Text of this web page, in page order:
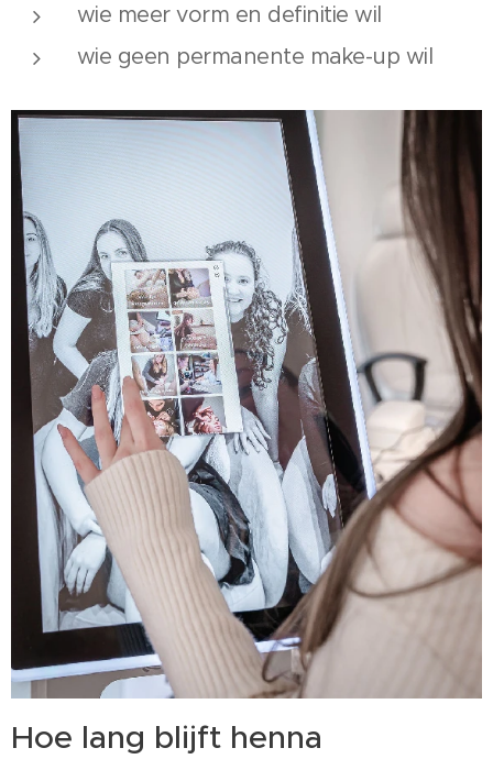
wie meer vorm en definitie wil
wie geen permanente make-up wil
Hoe lang blijft henna